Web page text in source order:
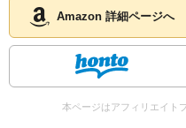
Amazon 詳細ページへ
本ページはアフィリエイト